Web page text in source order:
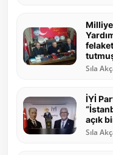
Sıla
İYİ
açık
Sıla